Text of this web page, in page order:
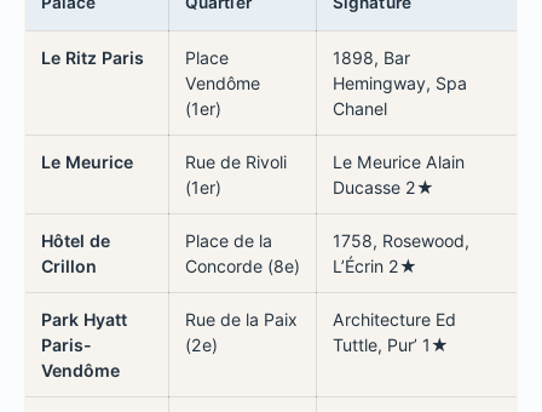
Le Ritz Paris
Place
Vendôme
(1er)
1898, Bar
Hemingway, Spa
Chanel
Le Meurice
Rue de Rivoli
(1er)
Le Meurice Alain
Ducasse 2★
Hôtel de
Crillon
Place de la
Concorde (8e)
1758, Rosewood,
L’Écrin 2★
Park Hyatt
Paris-
Vendôme
Rue de la Paix
(2e)
Architecture Ed
Tuttle, Pur’ 1★